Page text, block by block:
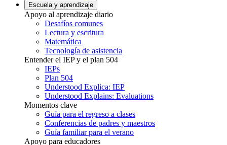
Escuela y aprendizaje
Apoyo al aprendizaje diario
Desafíos comunes
Lectura y escritura
Matemática
Tecnología de asistencia
Entender el IEP y el plan 504
IEPs
Plan 504
Understood Explica: IEP
Understood Explains: Evaluations
Momentos clave
Guía para el regreso a clases
Conferencias de padres y maestros
Guía familiar para el verano
Apoyo para educadores